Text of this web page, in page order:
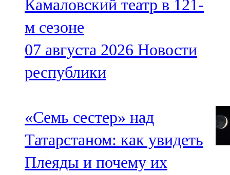
Камаловский театр в 121-
м сезоне
07 августа 2026 Новости
республики
«Семь сестер» над
Татарстаном: как увидеть
Плеяды и почему их